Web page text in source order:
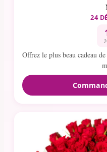
24
Offrez le plus beau cadeau